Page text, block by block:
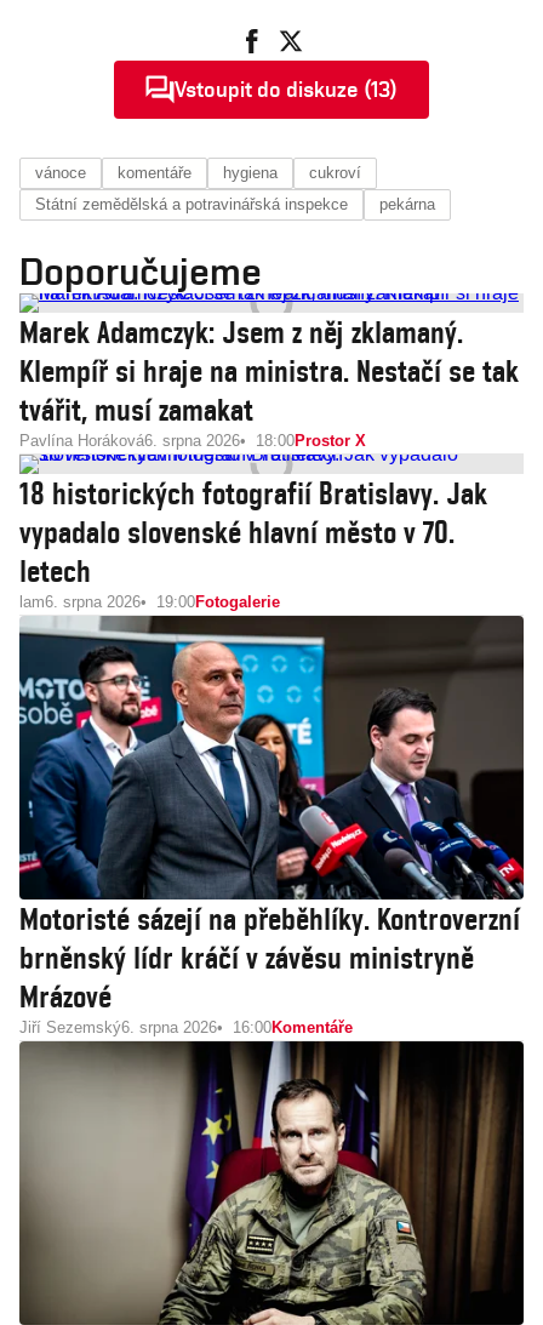
Vstoupit do diskuze (13)
vánoce komentáře hygiena
cukroví
Státní zemědělská a potravinářská inspekce
pekárna
Doporučujeme
Marek Adamczyk: Jsem z něj zklamaný.
Klempíř si hraje na ministra. Nestačí se tak
tvářit, musí zamakat
Pavlína Horáková6. srpna 2026 18:00Prostor X
18 historických fotografií Bratislavy. Jak
vypadalo slovenské hlavní město v 70.
letech
lam6. srpna 2026 19:00Fotogalerie
Motoristé sázejí na přeběhlíky. Kontroverzní
brněnský lídr kráčí v závěsu ministryně
Mrázové
Jiří Sezemský6. srpna 2026 16:00Komentáře